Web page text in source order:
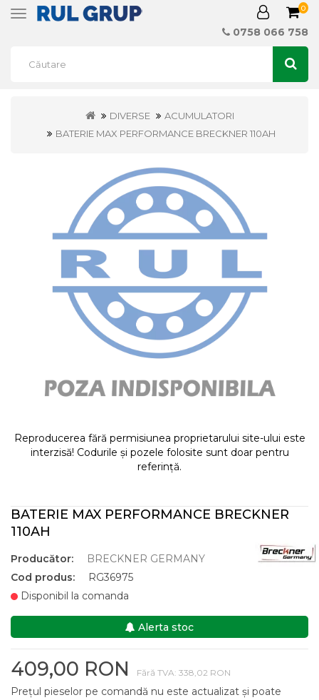
Toggle
0
0758 066 758
DIVERSE
ACUMULATORI
BATERIE MAX PERFORMANCE BRECKNER 110AH
Reproducerea fără permisiunea proprietarului site-ului este
interzisă! Codurile și pozele folosite sunt doar pentru
referință.
BATERIE MAX PERFORMANCE BRECKNER
110AH
Producător:
BRECKNER GERMANY
Cod produs:
RG36975
Disponibil la comanda
Alerta stoc
409,00 RON Fără TVA: 338,02 RON
Prețul pieselor pe comandă nu este actualizat și poate